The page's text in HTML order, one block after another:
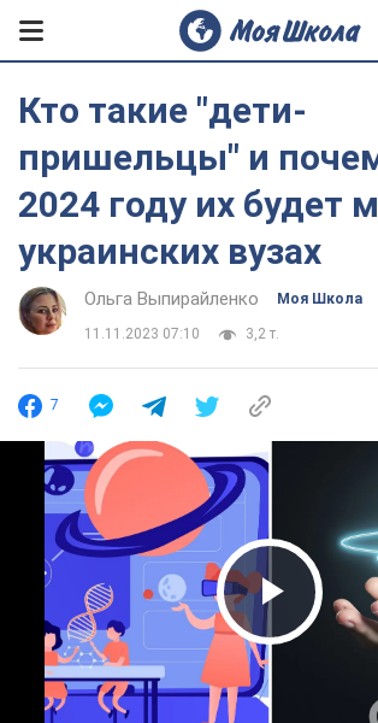
Кто такие "дети-
пришельцы" и
2024 году их будет
украинских вузах
Ольга Выпирайленко Моя Школа
11.11.2023 07:10 3,2 т.
7
Play